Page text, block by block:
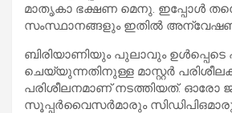
മാതൃകാ ഭക്ഷണ മെനു. ഇപ്പോള്‍
സംസ്ഥാനങ്ങളും ഇതില്‍
ബിരിയാണിയും പുലാവും ഉള്‍പ്പെടെ
ചെയ്യുന്നതിനുള്ള മാസ്റ്റര്‍
പരിശീലനമാണ് നടത്തിയത്. ഓരോ
സൂപ്പര്‍വൈസര്‍മാരും